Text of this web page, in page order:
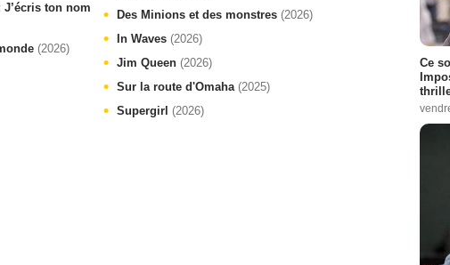
J’écris ton nom
(2026)
Des Minions et des monstres (2026)
In Waves (2026)
Jim Queen (2026)
Sur la route d'Omaha (2025)
Supergirl (2026)
Ce